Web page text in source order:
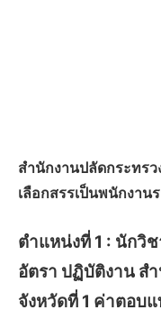
สำนักงานปลัดกระทร
เลือกสรรเป็นพนักงา
ตำแหน่งที่ 1 : นักวิ
อัตรา ปฏิบัติงาน ส
จังหวัดที่ 1 ค่าตอบ